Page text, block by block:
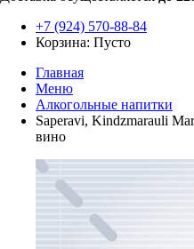
+7 (924) 570-88-84
Корзина: Пусто
Главная
Меню
Алкогольные напитки
Saperavi, Kindzmarauli
вино